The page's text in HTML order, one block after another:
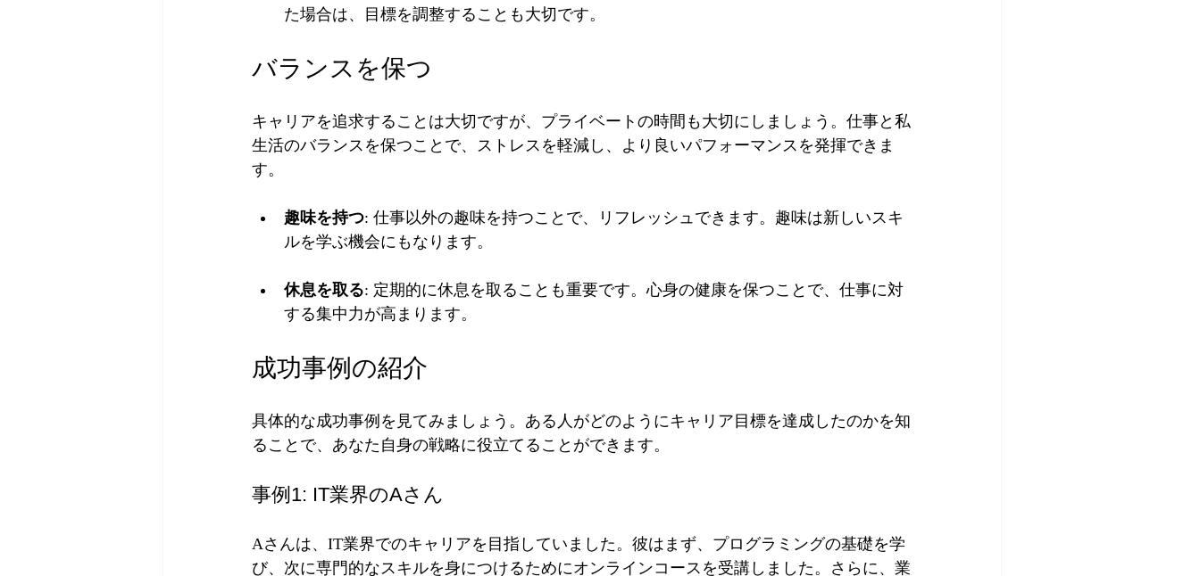
た場合は、目標を調整することも大切です。
バランスを保つ
キャリアを追求することは大切ですが、プライベートの時間も大切にしましょう。仕事と私
生活のバランスを保つことで、ストレスを軽減し、より良いパフォーマンスを発揮できま
す。
趣味を持つ: 仕事以外の趣味を持つことで、リフレッシュできます。趣味は新しいスキ
ルを学ぶ機会にもなります。
休息を取る: 定期的に休息を取ることも重要です。心身の健康を保つことで、仕事に対
する集中力が高まります。
成功事例の紹介
具体的な成功事例を見てみましょう。ある人がどのようにキャリア目標を達成したのかを知
ることで、あなた自身の戦略に役立てることができます。
事例1: IT業界のAさん
Aさんは、IT業界でのキャリアを目指していました。彼はまず、プログラミングの基礎を学
び、次に専門的なスキルを身につけるためにオンラインコースを受講しました。さらに、業